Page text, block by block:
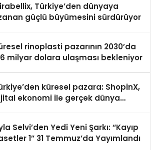
Türkiye’den dünyaya
güçlü büyümesini sürdürüyor
rinoplasti pazarının 2030’da
milyar dolara ulaşması bekleniyor
küresel pazara: ShopinX,
ekonomi ile gerçek dünya
Selvi’den Yedi Yeni Şarkı: “Kayıp
1” 31 Temmuz’da Yayımlandı